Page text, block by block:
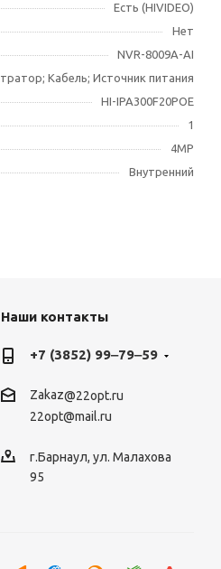
Есть (HIVIDEO)
Нет
NVR-8009A-AI
Кабель; Источник питания
HI-IPA300F20POE
1
4МР
Внутренний
Наши контакты
+7 (3852) 99‒79‒59
Zakaz@22opt.ru
22opt@mail.ru
г.Барнаул, ул. Малахова
95